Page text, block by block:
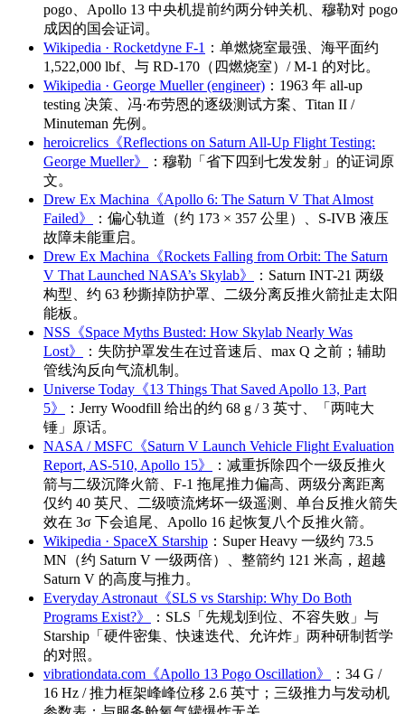
pogo、Apollo 13 中央机提前约两分钟关机、穆勒对 pogo
成因的国会证词。
Wikipedia · Rocketdyne F-1 ：单燃烧室最强、海平面约
1,522,000 lbf、与 RD-170（四燃烧室）/ M-1 的对比。
Wikipedia · George Mueller (engineer) ：1963 年 all-up
testing 决策、冯·布劳恩的逐级测试方案、Titan II /
Minuteman 先例。
heroicrelics《Reflections on Saturn All-Up Flight Testing:
George Mueller》
：穆勒「省下四到七发发射」的证词原
文。
Drew Ex Machina《Apollo 6: The Saturn V That Almost
Failed》
：偏心轨道（约 173 × 357 公里）、S-IVB 液压
故障未能重启。
Drew Ex Machina《Rockets Falling from Orbit: The Saturn
V That Launched NASA’s Skylab》
：Saturn INT-21 两级
构型、约 63 秒撕掉防护罩、二级分离反推火箭扯走太阳
能板。
NSS《Space Myths Busted: How Skylab Nearly Was
Lost》
：失防护罩发生在过音速后、max Q 之前；辅助
管线沟反向气流机制。
Universe Today《13 Things That Saved Apollo 13, Part
5》
：Jerry Woodfill 给出的约 68 g / 3 英寸、「两吨大
锤」原话。
NASA / MSFC《Saturn V Launch Vehicle Flight Evaluation
Report, AS-510, Apollo 15》
：减重拆除四个一级反推火
箭与二级沉降火箭、F-1 拖尾推力偏高、两级分离距离
仅约 40 英尺、二级喷流烤坏一级遥测、单台反推火箭失
效在 3σ 下会追尾、Apollo 16 起恢复八个反推火箭。
Wikipedia · SpaceX Starship ：Super Heavy 一级约 73.5
MN（约 Saturn V 一级两倍）、整箭约 121 米高，超越
Saturn V 的高度与推力。
Everyday Astronaut《SLS vs Starship: Why Do Both
Programs Exist?》
：SLS「先规划到位、不容失败」与
Starship「硬件密集、快速迭代、允许炸」两种研制哲学
的对照。
vibrationdata.com《Apollo 13 Pogo Oscillation》
：34 G /
16 Hz / 推力框架峰峰位移 2.6 英寸；三级推力与发动机